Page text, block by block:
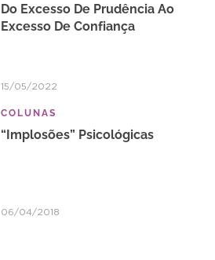
Do Excesso De Prudência Ao
Excesso De Confiança
15/05/2022
COLUNAS
“Implosões” Psicológicas
06/04/2018